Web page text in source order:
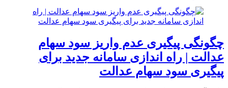
چگونگی پیگیری عدم واریز سود سهام
عدالت | راه اندازی سامانه‌ جدید برای
پیگیری سود سهام عدالت